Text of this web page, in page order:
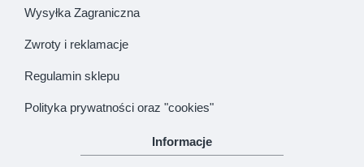
Wysyłka Zagraniczna
Zwroty i reklamacje
Regulamin sklepu
Polityka prywatności oraz "cookies"
Informacje